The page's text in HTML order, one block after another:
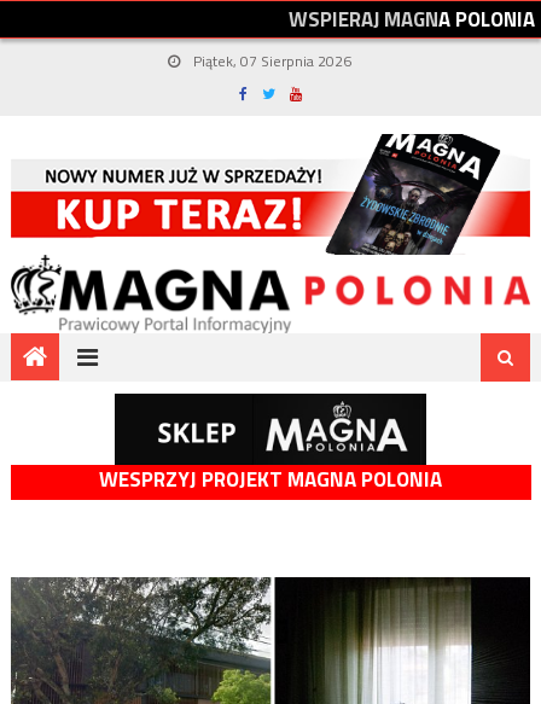
WSPIERAJMAGNAPOLONIA
Piątek, 07 Sierpnia 2026
WESPRZYJ PROJEKT MAGNA POLONIA